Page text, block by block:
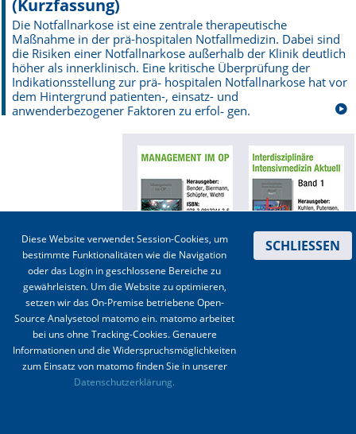
Archiv
Supplements
Supplements OrphanAnesthesia
Online First
Autoren-Service
Bestell-Service
Stellenmarkt
Kongresskalender
(Kurzfassung)
Die Notfallnarkose ist eine zentrale therapeutische
Maßnahme in der prä­-hospitalen Notfallmedizin. Dabei sind
die Risiken einer Notfallnarkose außer­halb der Klinik deutlich
höher als innerklinisch. Eine kritische Überprüfung der
Indikationsstellung zur prä­‑ hospitalen Notfallnarkose hat vor
dem Hintergrund patienten-, einsatz- und
anwenderbezogener Faktoren zu erfol­‑ gen.
Kontakt | Impressum | Datenschutz | Haftungsausschluss
© 2003-2020 Anästhesiologie & Intensivmedizin, Aktiv Druck und Verlag GmbH ISSN 1439-
0256 (online) ISSN 0170-5334 (Print)
Diese Website verwendet Session-Cookies, um
bestimmte Funktionalitäten wie die Navigation
oder das Login in geschlossene Bereiche zu
gewährleisten. Um die Website zu optimieren,
setzen wir das On-Premise betriebene Open-
Source Analysetool matomo ein. matomo arbeitet
bei uns ohne Tracking-Cookies. Genauere
Informationen und die Widerspruchsmöglichkeiten
zum Einsatz von matomo finden Sie in unserer
Datenschutzerklärung.
SCHLIESSEN